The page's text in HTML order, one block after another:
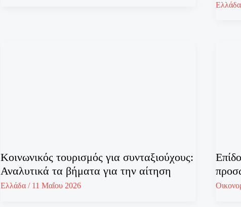
Ελλάδα
Κοινωνικός τουρισμός για συνταξιούχους:
Αναλυτικά τα βήματα για την αίτηση
Ελλάδα/ 11 Μαΐου 2026